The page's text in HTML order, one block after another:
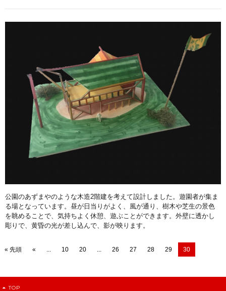
公園のあずまやのような木造2階建を考えて設計しました。遊園者が集ま
る場となっています。昼が日当りがよく、風が通り、樹木や芝生の景色
を眺めることで、気持ちよく休憩、遊ぶことができます。外壁に透かし
彫りで、黄昏の光が差し込んで、影が映ります。
« 先頭 « ... 10 20 ... 26 27 28 29 30
TOP